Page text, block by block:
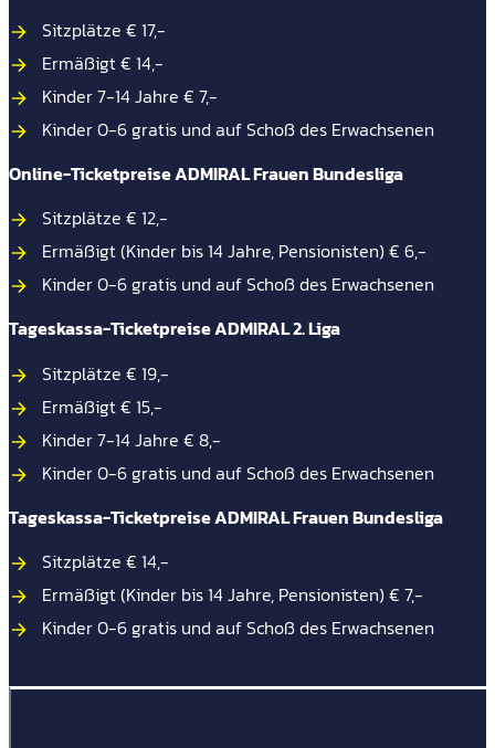
Sitzplätze € 17,-
Ermäßigt € 14,-
Kinder 7-14 Jahre € 7,-
Kinder 0-6 gratis und auf Schoß des Erwachsenen
Online-Ticketpreise ADMIRAL Frauen Bundesliga
Sitzplätze € 12,-
Ermäßigt (Kinder bis 14 Jahre, Pensionisten) € 6,-
Kinder 0-6 gratis und auf Schoß des Erwachsenen
Tageskassa-Ticketpreise ADMIRAL 2. Liga
Sitzplätze € 19,-
Ermäßigt € 15,-
Kinder 7-14 Jahre € 8,-
Kinder 0-6 gratis und auf Schoß des Erwachsenen
Tageskassa-Ticketpreise ADMIRAL Frauen Bundesliga
Sitzplätze € 14,-
Ermäßigt (Kinder bis 14 Jahre, Pensionisten) € 7,-
Kinder 0-6 gratis und auf Schoß des Erwachsenen